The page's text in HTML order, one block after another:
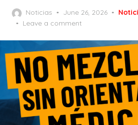
Noticias
Posted
on
June 26, 2026
Leave a comment